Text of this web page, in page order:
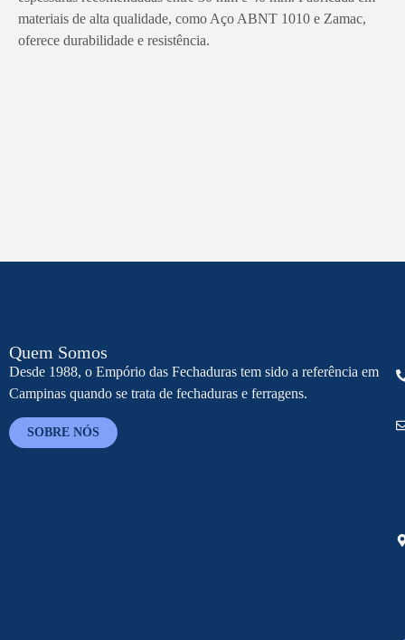
materiais de alta qualidade, como Aço ABNT 1010 e Zamac,
oferece durabilidade e resistência.
Quem Somos
Desde 1988, o Empório das Fechaduras tem sido a referência em
Campinas quando se trata de fechaduras e ferragens.
SOBRE NÓS